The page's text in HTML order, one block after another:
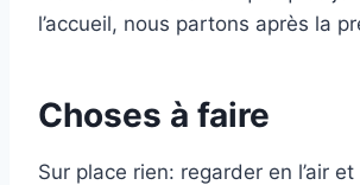
l’accueil, nous partons après la
Choses à faire
Sur place rien: regarder en l’air